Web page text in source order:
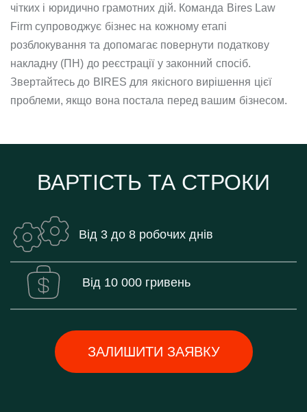
чітких і юридично грамотних дій. Команда Bires Law
Firm супроводжує бізнес на кожному етапі
розблокування та допомагає повернути податкову
накладну (ПН) до реєстрації у законний спосіб.
Звертайтесь до BIRES для якісного вирішення цієї
проблеми, якщо вона постала перед вашим бізнесом.
ВАРТІСТЬ ТА СТРОКИ
Від 3 до 8 робочих днів
Від 10 000 гривень
ЗАЛИШИТИ ЗАЯВКУ